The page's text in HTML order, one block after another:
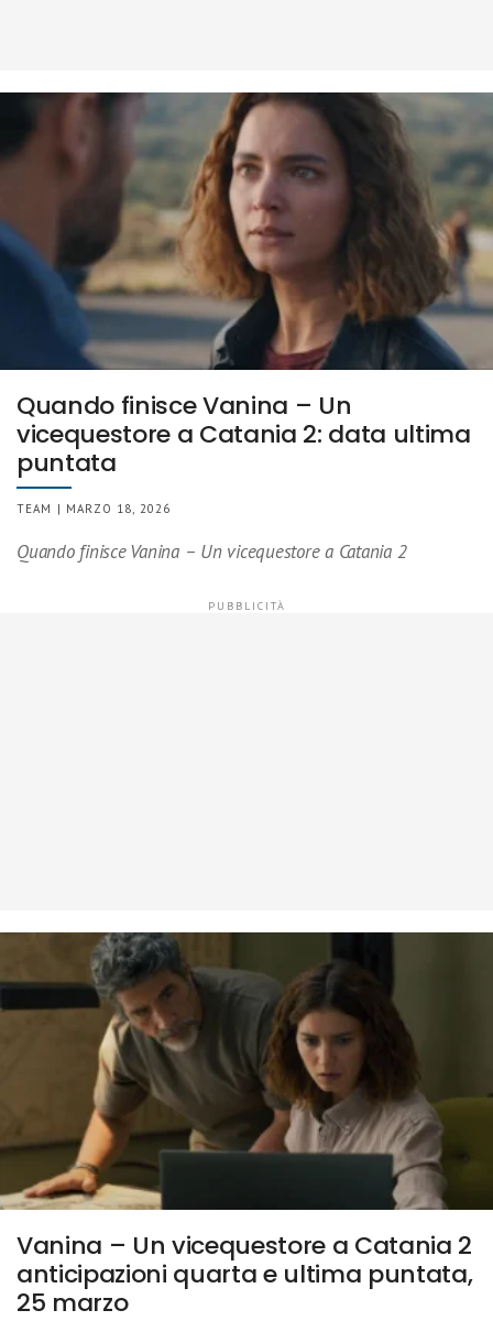
Quando finisce Vanina – Un
vicequestore a Catania 2: data ultima
puntata
TEAM | MARZO 18, 2026
Quando finisce Vanina – Un vicequestore a Catania 2
Vanina – Un vicequestore a Catania 2
anticipazioni quarta e ultima puntata,
25 marzo